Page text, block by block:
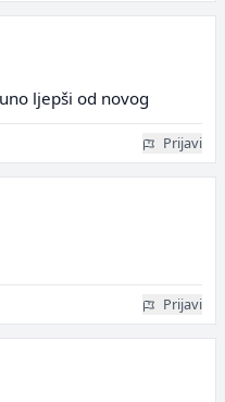
ljepši od novog
Prijavi
Prijavi